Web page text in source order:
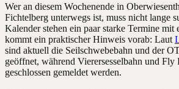
Wer an diesem Wochenende in
Fichtelberg unterwegs ist, muss nicht lange
Kalender stehen ein paar starke Termine
kommt ein praktischer Hinweis vorab: Laut
sind aktuell die Seilschwebebahn und der
geöffnet, während Vierersesselbahn und Fly
geschlossen gemeldet werden.